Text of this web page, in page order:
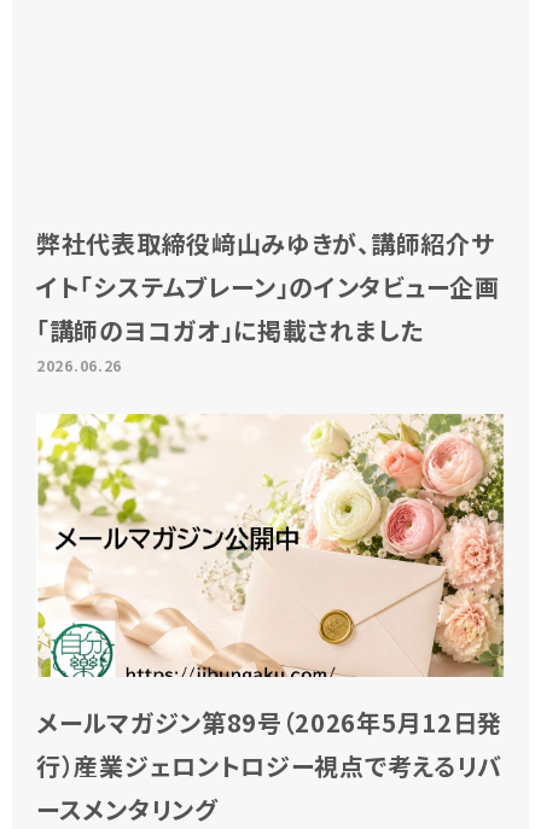
弊社代表取締役﨑山みゆきが、講師紹介サ
イト「システムブレーン」のインタビュー企画
「講師のヨコガオ」に掲載されました
2026.06.26
メールマガジン第89号（2026年5月12日発
行）産業ジェロントロジー視点で考えるリバ
ースメンタリング